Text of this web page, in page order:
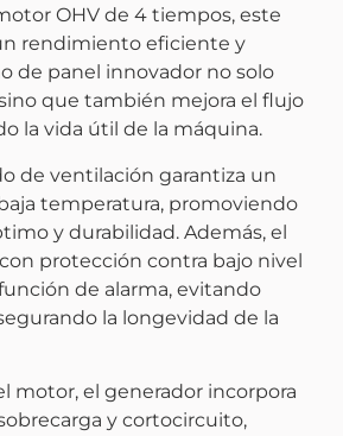
OHV de 4 tiempos, este
rendimiento eficiente y
de panel innovador no solo
que también mejora el flujo
la vida útil de la máquina.
de ventilación garantiza un
temperatura, promoviendo
y durabilidad. Además, el
protección contra bajo nivel
de alarma, evitando
la longevidad de la
motor, el generador incorpora
y cortocircuito,